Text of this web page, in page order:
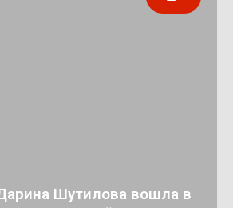
Шутилова вошла в